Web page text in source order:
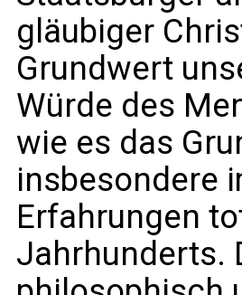
gläubiger
Grundwert
Würde des
wie es das
insbesondere
Erfahrungen
Jahrhunderts.